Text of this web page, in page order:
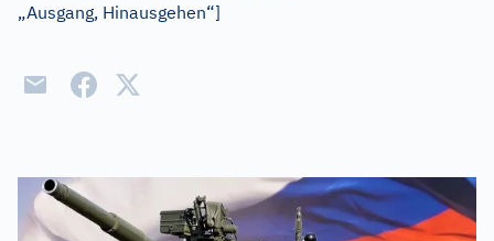
„Ausgang, Hinausgehen“]